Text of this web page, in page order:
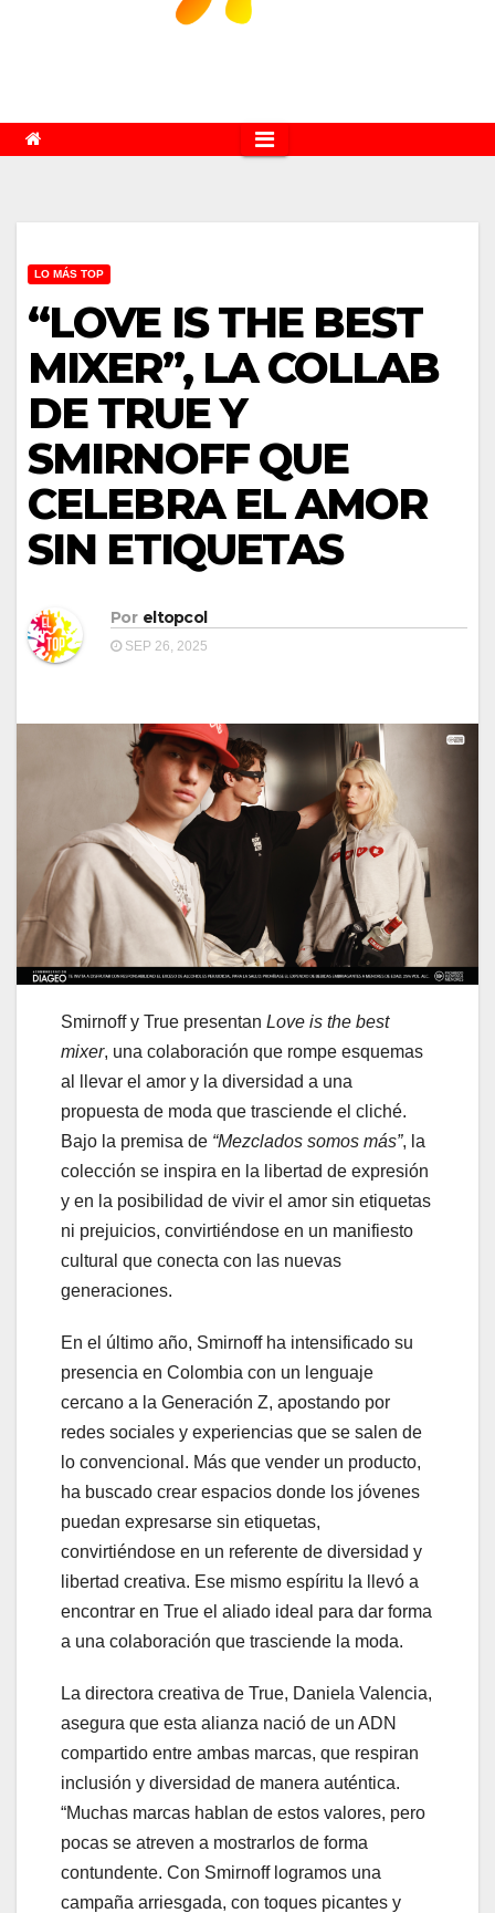
LO MÁS TOP
“LOVE IS THE BEST
MIXER”, LA COLLAB
DE TRUE Y
SMIRNOFF QUE
CELEBRA EL AMOR
SIN ETIQUETAS
Por eltopcol
SEP 26, 2025
Smirnoff y True presentan Love is the best
mixer, una colaboración que rompe esquemas
al llevar el amor y la diversidad a una
propuesta de moda que trasciende el cliché.
Bajo la premisa de “Mezclados somos más”, la
colección se inspira en la libertad de expresión
y en la posibilidad de vivir el amor sin etiquetas
ni prejuicios, convirtiéndose en un manifiesto
cultural que conecta con las nuevas
generaciones.
En el último año, Smirnoff ha intensificado su
presencia en Colombia con un lenguaje
cercano a la Generación Z, apostando por
redes sociales y experiencias que se salen de
lo convencional. Más que vender un producto,
ha buscado crear espacios donde los jóvenes
puedan expresarse sin etiquetas,
convirtiéndose en un referente de diversidad y
libertad creativa. Ese mismo espíritu la llevó a
encontrar en True el aliado ideal para dar forma
a una colaboración que trasciende la moda.
La directora creativa de True, Daniela Valencia,
asegura que esta alianza nació de un ADN
compartido entre ambas marcas, que respiran
inclusión y diversidad de manera auténtica.
“Muchas marcas hablan de estos valores, pero
pocas se atreven a mostrarlos de forma
contundente. Con Smirnoff logramos una
campaña arriesgada, con toques picantes y